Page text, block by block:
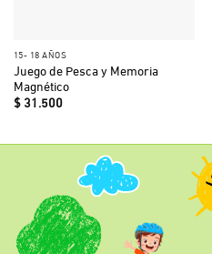
15- 18 AÑOS
Juego de Pesca y Memoria
Magnético
$31.500